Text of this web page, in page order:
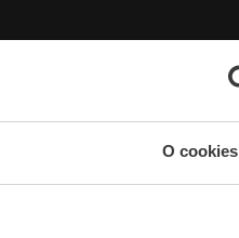
O cookies